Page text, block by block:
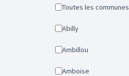
Toutes les communes
Abilly
Ambillou
Amboise